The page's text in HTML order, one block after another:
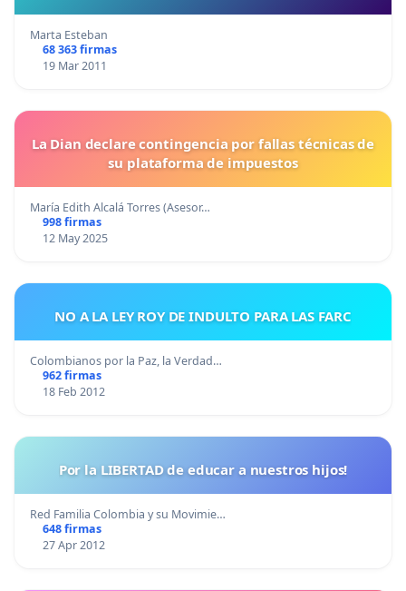
Marta Esteban
68 363 firmas
19 Mar 2011
La Dian declare contingencia por fallas técnicas de
su plataforma de impuestos
María Edith Alcalá Torres (Asesor…
998 firmas
12 May 2025
NO A LA LEY ROY DE INDULTO PARA LAS FARC
Colombianos por la Paz, la Verdad…
962 firmas
18 Feb 2012
Por la LIBERTAD de educar a nuestros hijos!
Red Familia Colombia y su Movimie…
648 firmas
27 Apr 2012